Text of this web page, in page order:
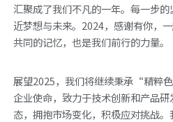
汇聚成了我们不凡的一年。每一步
近梦想与未来。2024，感谢有你，
共同的记忆，也是我们前行的力量。
展望2025，我们将继续秉承“精粹
企业使命，致力于技术创新和产品
态，拥抱市场变化，积极应对挑战